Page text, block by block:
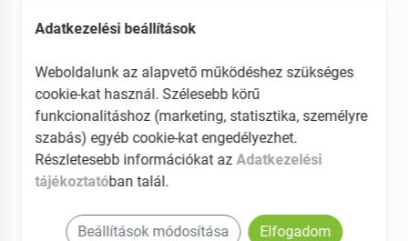
Adatkezelési beállítások
Weboldalunk az alapvető működéshez szükséges
cookie-kat használ. Szélesebb körű
funkcionalitáshoz (marketing, statisztika, személyre
szabás) egyéb cookie-kat engedélyezhet.
Részletesebb információkat az Adatkezelési
tájékoztatóban talál.
Beállítások módosítása Elfogadom